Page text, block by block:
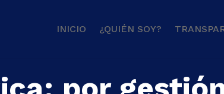
INICIO ¿QUIÉN SOY?